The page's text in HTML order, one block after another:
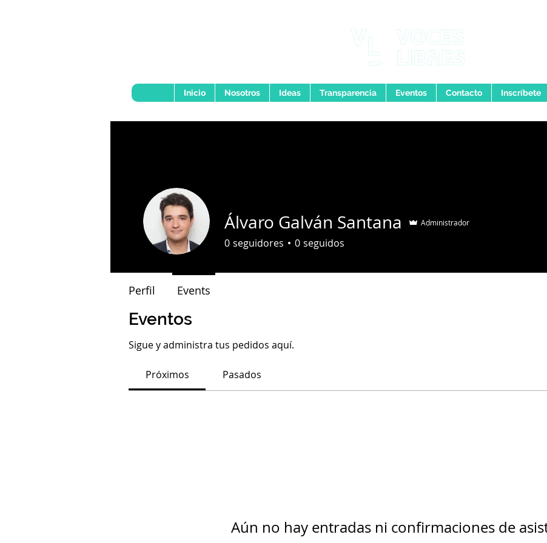
Inicio Nosotros Ideas Transparencia Eventos Contacto Inscríbete
Eventos
Sigue y administra tus pedidos aquí.
Próximos Pasados
Aún no hay entradas ni confirmaciones de
Álvaro Galván Santana Administrador
0 seguidores 0 seguidos
Perfil Events